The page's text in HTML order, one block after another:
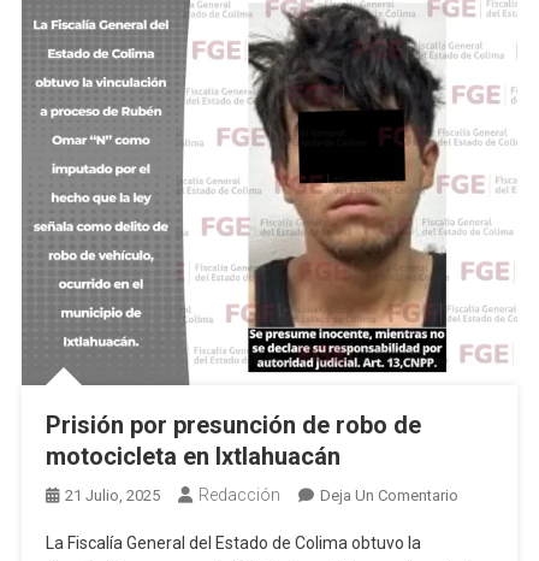
Prisión por presunción de robo de
motocicleta en Ixtlahuacán
21 Julio, 2025 Redacción Deja Un ComentarioEn
La Fiscalía General del Estado de Colima obtuvo la